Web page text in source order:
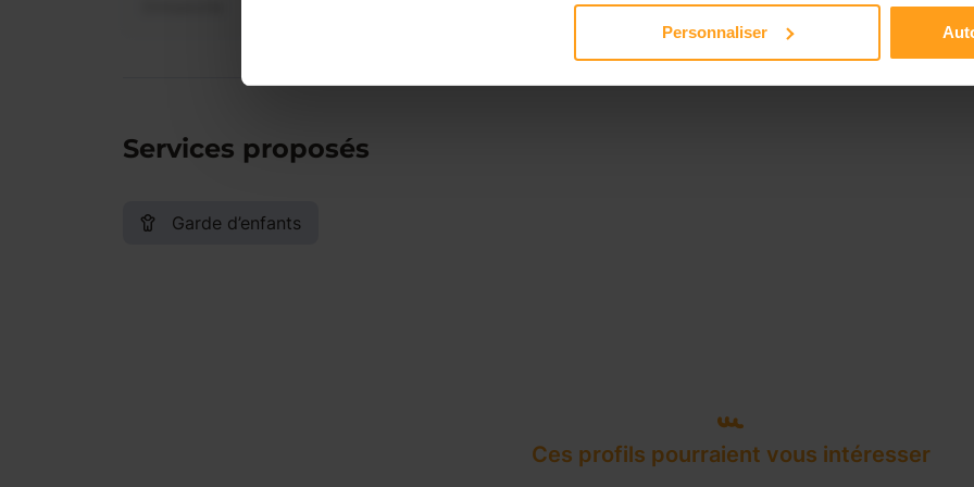
Personnaliser
Disponible de 00:00 à 00:00
Services proposés
Garde d’enfants
Ces profils pourraient vous intéresser